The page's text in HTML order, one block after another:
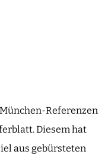
Referenzen
Diesem hat
aus gebürsteten